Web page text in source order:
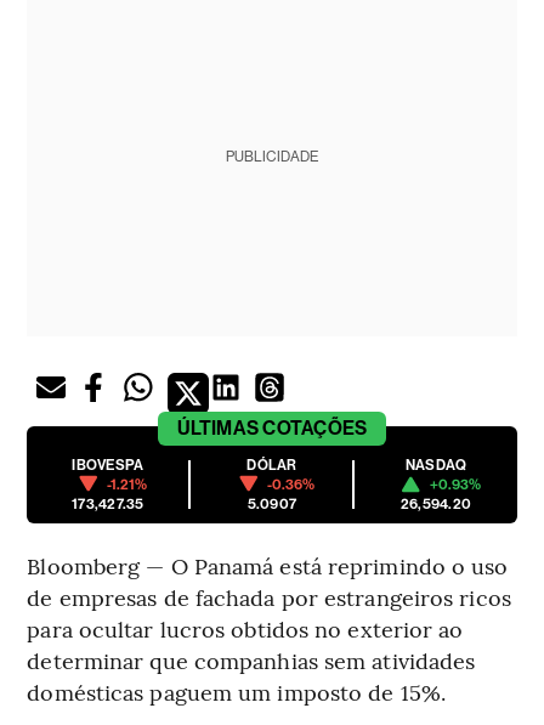
PUBLICIDADE
ÚLTIMASCOTAÇÕES
IBOVESPA
-1.21%
173,427.35
DÓLAR
-0.36%
5.0907
NASDAQ
+0.93%
26,594.20
Bloomberg — O Panamá está reprimindo o uso
de empresas de fachada por estrangeiros ricos
para ocultar lucros obtidos no exterior ao
determinar que companhias sem atividades
domésticas paguem um imposto de 15%.